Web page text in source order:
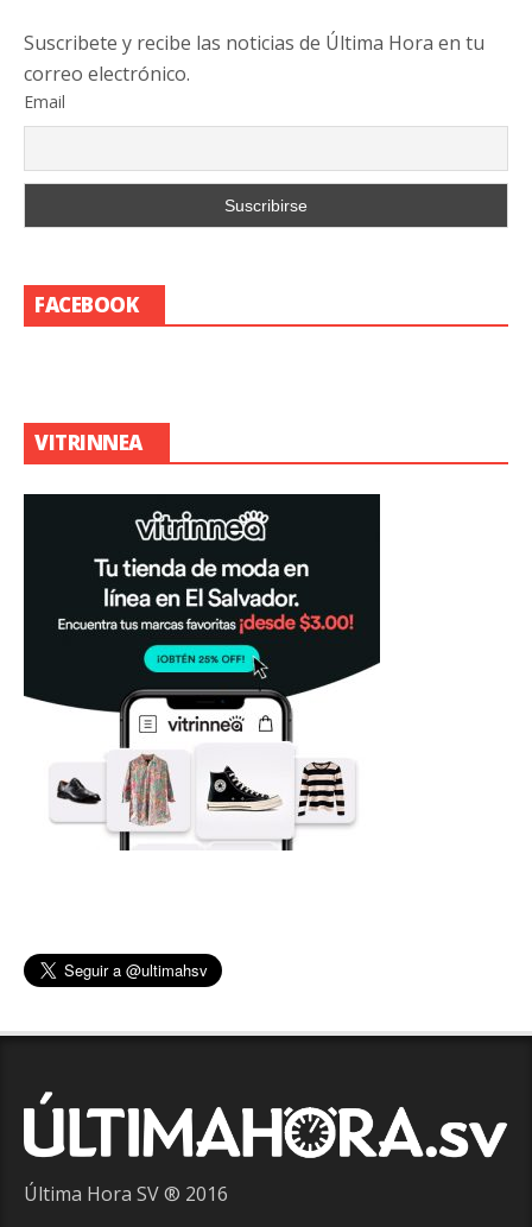
Suscribete y recibe las noticias de Última Hora en tu
correo electrónico.
Email
FACEBOOK
VITRINNEA
Última Hora SV ® 2016